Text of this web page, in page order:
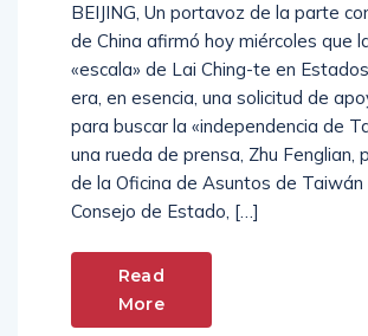
BEIJING, Un portavoz de la parte
de China afirmó hoy miércoles que
«escala» de Lai Ching-te en
era, en esencia, una solicitud de
para buscar la «independencia de
una rueda de prensa, Zhu Fenglian,
de la Oficina de Asuntos de Taiwán
Consejo de Estado, […]
Read
More